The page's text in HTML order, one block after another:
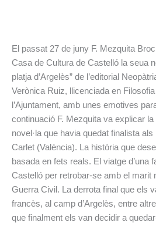
El passat 27 de juny F. Mezquita
Casa de Cultura de Castelló la seua
platja d’Argelès” de l’editorial
Verònica Ruiz, llicenciada en
l’Ajuntament, amb unes emotives
continuació F. Mezquita va explicar
novel·la que havia quedat finalista
Carlet (València). La història que
basada en fets reals. El viatge d’una
Castelló per retrobar-se amb el marit
Guerra Civil. La derrota final que els
francès, al camp d’Argelès, entre
que finalment els van decidir a